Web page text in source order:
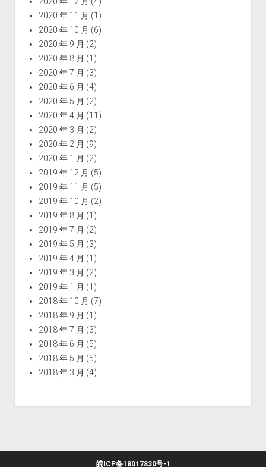
2020 年 11 月 (1)
2020 年 10 月 (6)
2020 年 9 月 (2)
2020 年 8 月 (1)
2020 年 7 月 (3)
2020 年 6 月 (4)
2020 年 5 月 (2)
2020 年 4 月 (11)
2020 年 3 月 (2)
2020 年 2 月 (9)
2020 年 1 月 (2)
2019 年 12 月 (5)
2019 年 11 月 (5)
2019 年 10 月 (2)
2019 年 8 月 (1)
2019 年 7 月 (2)
2019 年 5 月 (3)
2019 年 4 月 (1)
2019 年 3 月 (2)
2019 年 1 月 (1)
2018 年 10 月 (7)
2018 年 9 月 (1)
2018 年 7 月 (3)
2018 年 6 月 (5)
2018 年 5 月 (5)
2018 年 3 月 (4)
皖ICP备18017830号-1